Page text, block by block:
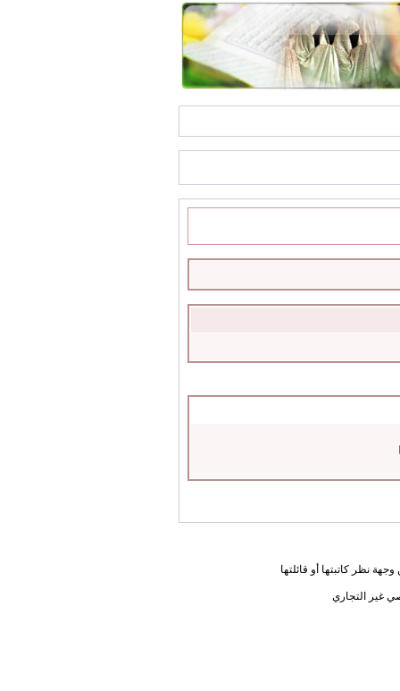
نظر كاتبتها أو قائلتها
غير التجاري